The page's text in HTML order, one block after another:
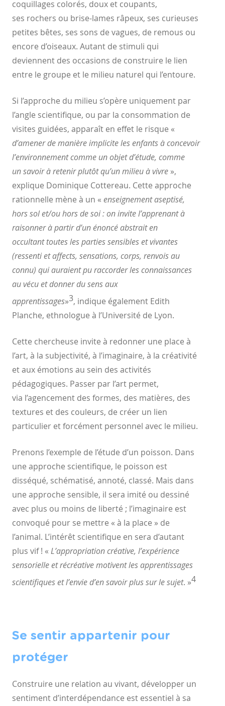
coquillages colorés, doux et coupants,
ses rochers ou brise-lames râpeux, ses curieuses
petites bêtes, ses sons de vagues, de remous ou
encore d’oiseaux. Autant de stimuli qui
deviennent des occasions de construire le lien
entre le groupe et le milieu naturel qui l’entoure.
Si l’approche du milieu s’opère uniquement par
l’angle scientifique, ou par la consommation de
visites guidées, apparaît en effet le risque «
d’amener de manière implicite les enfants àconcevoir
l’environnement comme un objet d’étude, comme
unsavoir à retenir plutôt qu’un milieu à vivre »,
explique Dominique Cottereau. Cette approche
rationnelle mène à un « enseignement aseptisé,
hors sol et/ou hors de soi : on invitel’apprenant à
raisonner à partir d’un énoncé abstrait en
occultanttoutes les parties sensibles et vivantes
(ressenti et affects, sensations, corps, renvois au
connu) qui auraient pu raccorder lesconnaissances
au vécu et donner du sens aux
apprentissages»3, indique également Edith
Planche, ethnologue à l’Université de Lyon.
Cette chercheuse invite à redonner une place à
l’art, à la subjectivité, à l’imaginaire, à la créativité
et aux émotions au sein des activités
pédagogiques. Passer par l’art permet,
via l’agencement des formes, des matières, des
textures et des couleurs, de créer un lien
particulier et forcément personnel avec le milieu.
Prenons l’exemple de l’étude d’un poisson. Dans
une approche scientifique, le poisson est
disséqué, schématisé, annoté, classé. Mais dans
une approche sensible, il sera imité ou dessiné
avec plus ou moins de liberté ; l’imaginaire est
convoqué pour se mettre « à la place » de
l’animal. L’intérêt scientifique en sera d’autant
plus vif ! « L’appropriation créative, l’expérience
sensorielleet récréative motivent les apprentissages
scientifiques et l’envied’en savoir plus sur le sujet. »4
Se sentir appartenir pour
protéger
Construire une relation au vivant, développer un
sentiment d’interdépendance est essentiel à sa